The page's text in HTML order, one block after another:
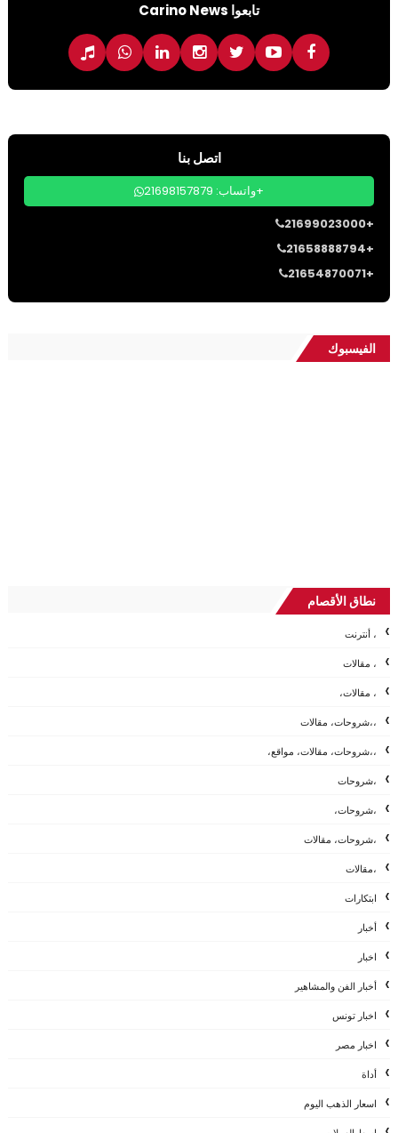
تابعوا Carino News
اتصل بنا
واتساب: 21698157879+
21699023000+
21658888794+
21654870071+
الفيسبوك
نطاق الأقصام
، أنترنت
، مقالات
، مقالات،
،،شروحات، مقالات
،،شروحات، مقالات، مواقع،
،شروحات
،شروحات،
،شروحات، مقالات
،مقالات
ابتكارات
أخبار
اخبار
أخبار الفن والمشاهير
اخبار تونس
اخبار مصر
أداة
اسعار الذهب اليوم